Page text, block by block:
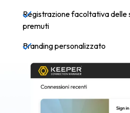
Registrazione facoltativa delle
premuti
Branding personalizzato